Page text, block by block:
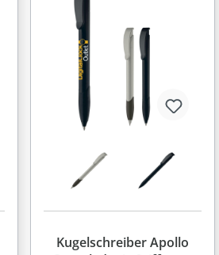
Kugelschreiber Apollo